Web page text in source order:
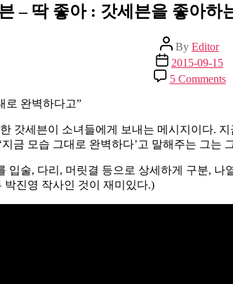
– 딱 좋아 : 갓세븐을 좋아하
Post
author
By Editor
Post
date
2015-09-15
5 Commentson
갓
–
로 완벽하다고”
갓세븐이 소녀들에게 보내는 메시지이다.
금 모습 그대로 완벽하다’고 말해주는 그는
입술, 다리, 머릿결 등으로 상세하게 구분,
박진영 작사인 것이 재미있다.)